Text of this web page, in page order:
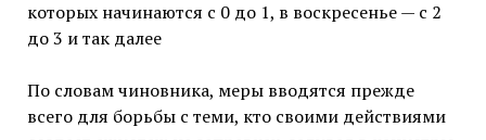
которых начинаются с 0 до 1, в воскресенье — с 2
до 3 и так далее
По словам чиновника, меры вводятся прежде
всего для борьбы с теми, кто своими действиями